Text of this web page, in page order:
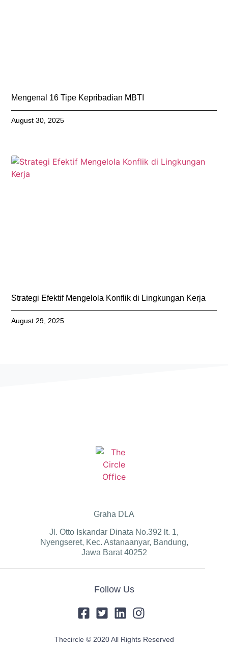
Mengenal 16 Tipe Kepribadian MBTI
August 30, 2025
Strategi Efektif Mengelola Konflik di Lingkungan Kerja
August 29, 2025
Graha DLA
Jl. Otto Iskandar Dinata No.392 lt. 1,
Nyengseret, Kec. Astanaanyar, Bandung,
Jawa Barat 40252
Follow Us
Thecircle © 2020 All Rights Reserved